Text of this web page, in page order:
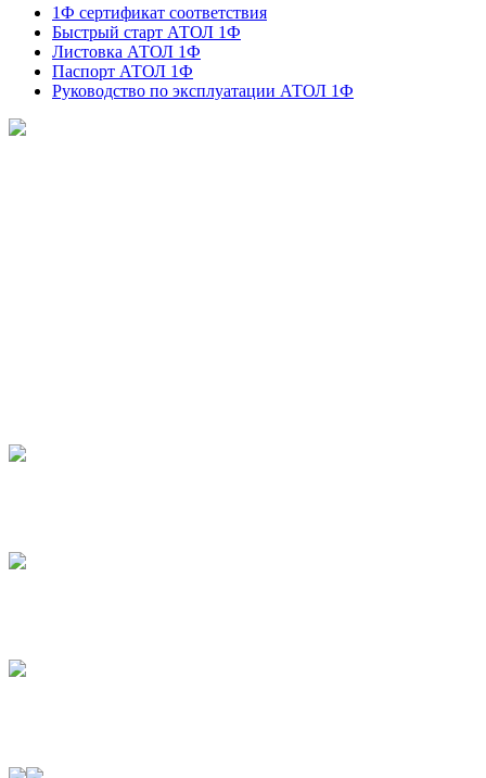
1Ф сертификат соответствия
Быстрый старт АТОЛ 1Ф
Листовка АТОЛ 1Ф
Паспорт АТОЛ 1Ф
Руководство по эксплуатации АТОЛ 1Ф